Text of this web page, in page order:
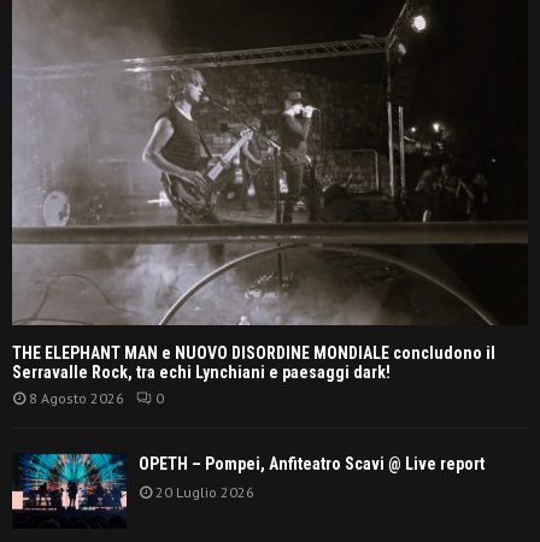
THE ELEPHANT MAN e NUOVO DISORDINE MONDIALE concludono il
Serravalle Rock, tra echi Lynchiani e paesaggi dark!
8 Agosto 2026 0
OPETH – Pompei, Anfiteatro Scavi @ Live report
20 Luglio 2026